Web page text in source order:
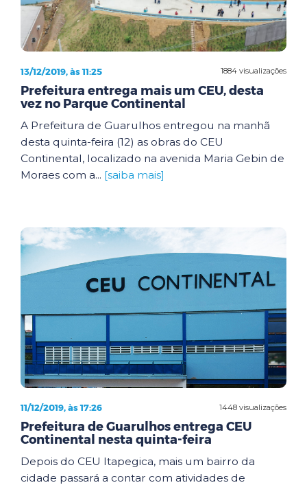
1884 visualizações
13/12/2019, às 11:25
Prefeitura entrega mais um CEU, desta
vez no Parque Continental
A Prefeitura de Guarulhos entregou na manhã
desta quinta-feira (12) as obras do CEU
Continental, localizado na avenida Maria Gebin de
Moraes com a... [saiba mais]
1448 visualizações
11/12/2019, às 17:26
Prefeitura de Guarulhos entrega CEU
Continental nesta quinta-feira
Depois do CEU Itapegica, mais um bairro da
cidade passará a contar com atividades de